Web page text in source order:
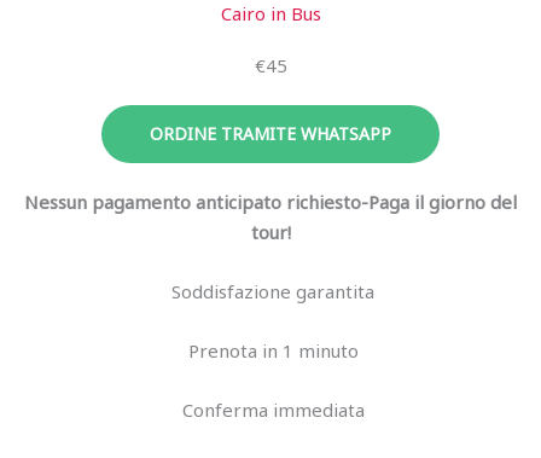
Cairo in Bus
€45
ORDINE TRAMITE WHATSAPP
Nessun pagamento anticipato richiesto-Paga il giorno del
tour!
Soddisfazione garantita
Prenota in 1 minuto
Conferma immediata